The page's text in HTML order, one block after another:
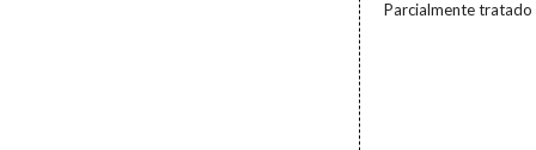
Parcialmente tratado